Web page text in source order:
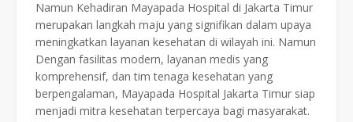
Namun Kehadiran Mayapada Hospital di Jakarta Timur
merupakan langkah maju yang signifikan dalam upaya
meningkatkan layanan kesehatan di wilayah ini. Namun
Dengan fasilitas modern, layanan medis yang
komprehensif, dan tim tenaga kesehatan yang
berpengalaman, Mayapada Hospital Jakarta Timur siap
menjadi mitra kesehatan terpercaya bagi masyarakat.